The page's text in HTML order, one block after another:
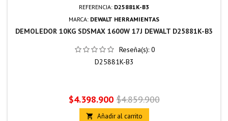
REFERENCIA: D25881K-B3
MARCA: DEWALT HERRAMIENTAS
DEMOLEDOR 10KG SDSMAX 1600W 17J DEWALT D25881K-B3
Reseña(s): 0
D25881K-B3
Precio
$4.398.900 Precio
base
$4.859.900
 Añadir al carrito